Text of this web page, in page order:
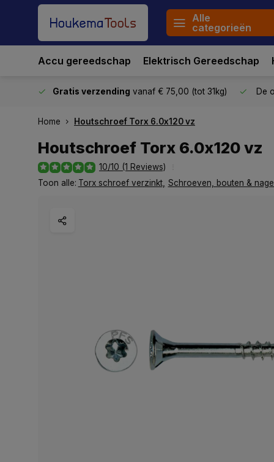
Alle
categorieën
Accu gereedschap Elektrisch Gereedschap
Gratis verzending vanaf € 75,00 (tot 31kg) De
Home Houtschroef Torx 6.0x120 vz
Houtschroef Torx 6.0x120 vz
10/10 (1 Reviews)
Toon alle: Torx schroef verzinkt, Schroeven, bouten &